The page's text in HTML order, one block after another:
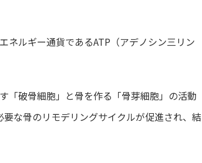
ネルギー通貨であるATP（アデノシン三リン
「破骨細胞」と骨を作る「骨芽細胞」 の活動
な骨のリモデリングサイクルが促進され、結